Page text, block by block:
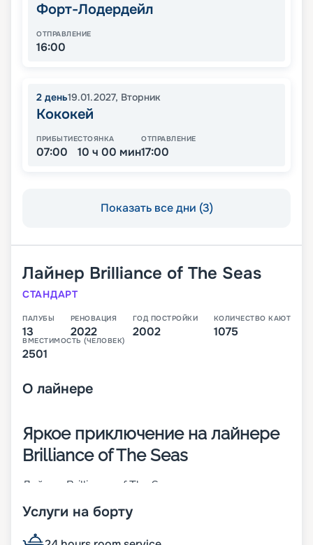
Форт-Лодердейл
ОТПРАВЛЕНИЕ
16:00
2 день19.01.2027, Вторник
Кококей
ПРИБЫТИЕ
07:00
СТОЯНКА
10 ч 00 мин
ОТПРАВЛЕНИЕ
17:00
Показать все дни (3)
Лайнер Brilliance of The Seas
СТАНДАРТ
ПАЛУБЫ
13
РЕНОВАЦИЯ
2022
ГОД ПОСТРОЙКИ
2002
КОЛИЧЕСТВО КАЮТ
1075
ВМЕСТИМОСТЬ (ЧЕЛОВЕК)
2501
О лайнере
Яркое приключение на лайнере
Brilliance of The Seas
Лайнер Brilliance of The Seas – это судно класса
прошедшее реновацию в 2018-м. Теплоход готов
пассажира, которые могут разместиться в 1050
Услуги на борту